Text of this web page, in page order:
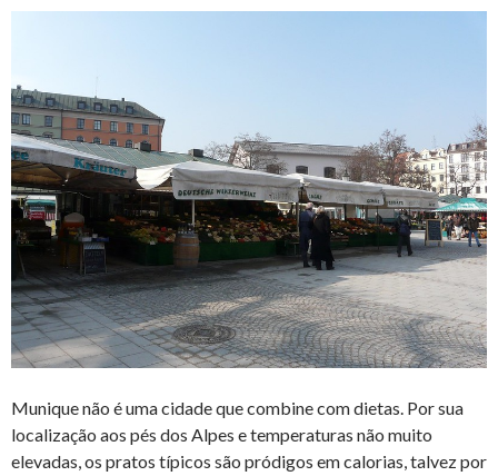
Munique não é uma cidade que combine com dietas. Por sua
localização aos pés dos Alpes e temperaturas não muito
elevadas, os pratos típicos são pródigos em calorias, talvez por